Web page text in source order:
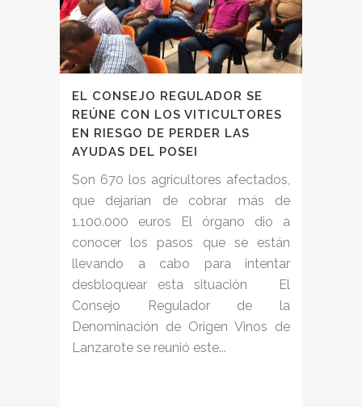
EL CONSEJO REGULADOR SE
REÚNE CON LOS VITICULTORES
EN RIESGO DE PERDER LAS
AYUDAS DEL POSEI
Son 670 los agricultores afectados,
que dejarían de cobrar más de
1.100.000 euros El órgano dio a
conocer los pasos que se están
llevando a cabo para intentar
desbloquear esta situación El
Consejo Regulador de la
Denominación de Origen Vinos de
Lanzarote se reunió este...